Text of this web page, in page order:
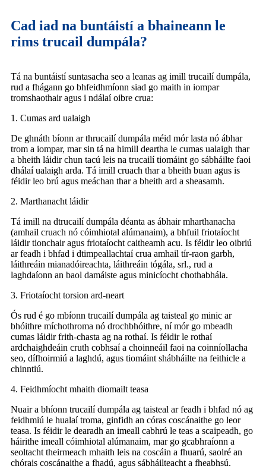
Cad iad na buntáistí a bhaineann le
rims trucail dumpála?
Tá na buntáistí suntasacha seo a leanas ag imill trucailí dumpála,
rud a fhágann go bhfeidhmíonn siad go maith in iompar
tromshaothair agus i ndálaí oibre crua:
1. Cumas ard ualaigh
De ghnáth bíonn ar thrucailí dumpála méid mór lasta nó ábhar
trom a iompar, mar sin tá na himill deartha le cumas ualaigh thar
a bheith láidir chun tacú leis na trucailí tiomáint go sábháilte faoi
dhálaí ualaigh arda. Tá imill cruach thar a bheith buan agus is
féidir leo brú agus meáchan thar a bheith ard a sheasamh.
2. Marthanacht láidir
Tá imill na dtrucailí dumpála déanta as ábhair mharthanacha
(amhail cruach nó cóimhiotal alúmanaim), a bhfuil friotaíocht
láidir tionchair agus friotaíocht caitheamh acu. Is féidir leo oibriú
ar feadh i bhfad i dtimpeallachtaí crua amhail tír-raon garbh,
láithreáin mianadóireachta, láithreáin tógála, srl., rud a
laghdaíonn an baol damáiste agus minicíocht chothabhála.
3. Friotaíocht torsion ard-neart
Ós rud é go mbíonn trucailí dumpála ag taisteal go minic ar
bhóithre míchothroma nó drochbhóithre, ní mór go mbeadh
cumas láidir frith-chasta ag na rothaí. Is féidir le rothaí
ardchaighdeáin cruth cobhsaí a choinneáil faoi na coinníollacha
seo, dífhoirmiú a laghdú, agus tiomáint shábháilte na feithicle a
chinntiú.
4. Feidhmíocht mhaith diomailt teasa
Nuair a bhíonn trucailí dumpála ag taisteal ar feadh i bhfad nó ag
feidhmiú le hualaí troma, ginfidh an córas coscánaithe go leor
teasa. Is féidir le dearadh an imeall cabhrú le teas a scaipeadh, go
háirithe imeall cóimhiotal alúmanaim, mar go gcabhraíonn a
seoltacht theirmeach mhaith leis na coscáin a fhuarú, saolré an
chórais coscánaithe a fhadú, agus sábháilteacht a fheabhsú.